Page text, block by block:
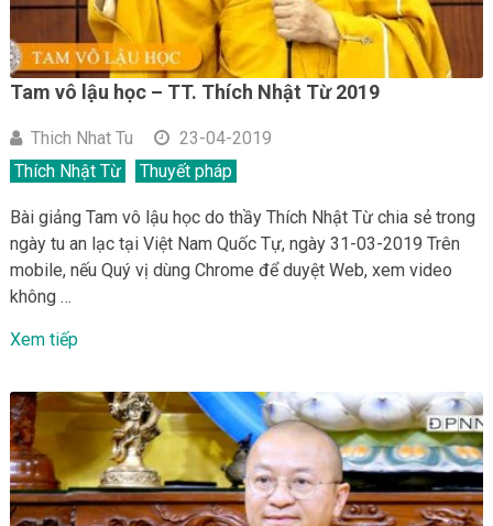
Tam vô lậu học – TT. Thích Nhật Từ 2019
Thich Nhat Tu
23-04-2019
Thích Nhật Từ
Thuyết pháp
Bài giảng Tam vô lậu học do thầy Thích Nhật Từ chia sẻ trong
ngày tu an lạc tại Việt Nam Quốc Tự, ngày 31-03-2019 Trên
mobile, nếu Quý vị dùng Chrome để duyệt Web, xem video
không …
Xem tiếp